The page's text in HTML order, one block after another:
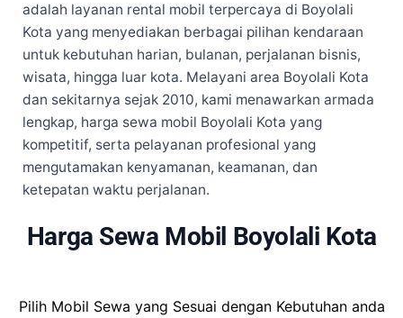
adalah layanan rental mobil terpercaya di Boyolali
Kota yang menyediakan berbagai pilihan kendaraan
untuk kebutuhan harian, bulanan, perjalanan bisnis,
wisata, hingga luar kota. Melayani area Boyolali Kota
dan sekitarnya sejak 2010, kami menawarkan armada
lengkap, harga sewa mobil Boyolali Kota yang
kompetitif, serta pelayanan profesional yang
mengutamakan kenyamanan, keamanan, dan
ketepatan waktu perjalanan.
Harga Sewa Mobil Boyolali Kota
Pilih Mobil Sewa yang Sesuai dengan Kebutuhan anda